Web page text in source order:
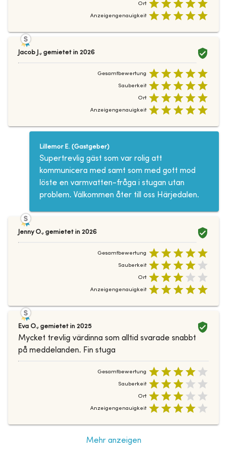
Ort
Anzeigengenauigkeit
Jacob J., gemietet in 2026
Gesamtbewertung
Sauberkeit
Ort
Anzeigengenauigkeit
Lillemor E.(Gastgeber)
Supertrevlig gäst som var rolig att
kommunicera med samt som med gott mod
löste en varmvatten-fråga i stugan utan
problem. Välkommen åter till oss Härjedalen.
Jenny O., gemietet in 2026
Gesamtbewertung
Sauberkeit
Ort
Anzeigengenauigkeit
Eva O., gemietet in 2025
Mycket trevlig värdinna som alltid svarade snabbt
på meddelanden. Fin stuga
Gesamtbewertung
Sauberkeit
Ort
Anzeigengenauigkeit
Mehr anzeigen